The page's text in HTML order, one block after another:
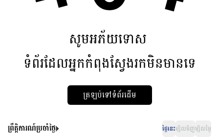
សូមអភ័យទោស
ទំព័រដែលអ្នកកំពុងស្វែងរកមិនមានទេ
ត្រឡប់ទៅទំព័រដើម
ព្រឹត្តិការណ៍ប្រចាំថ្ងៃ ថ្ងៃនេះម្សិលមិញម្សិលម្ងៃ